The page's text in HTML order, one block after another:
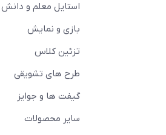
استایل معلم و دانش
بازی و نمایش
تزئین کلاس
طرح های تشویقی
گیفت ها و جوایز
سایر محصولات